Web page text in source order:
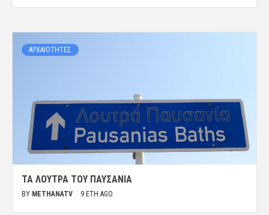
ΑΡΧΑΙΟΤΗΤΕΣ
ΤΑ ΛΟΥΤΡΆ ΤΟΥ ΠΑΥΣΑΝΊΑ
BY METHANATV 9 ΈΤΗ AGO